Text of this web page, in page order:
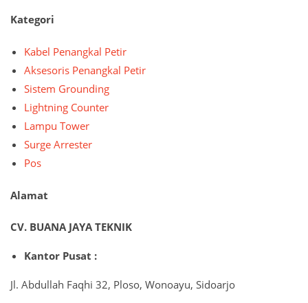
Kategori
Kabel Penangkal Petir
Aksesoris Penangkal Petir
Sistem Grounding
Lightning Counter
Lampu Tower
Surge Arrester
Pos
Alamat
CV. BUANA JAYA TEKNIK
Kantor Pusat :
Jl. Abdullah Faqhi 32, Ploso, Wonoayu, Sidoarjo